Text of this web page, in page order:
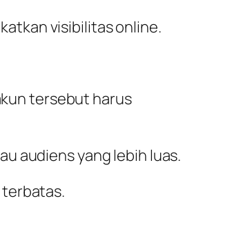
visibilitas online.
tersebut harus
audiens yang lebih luas.
terbatas.